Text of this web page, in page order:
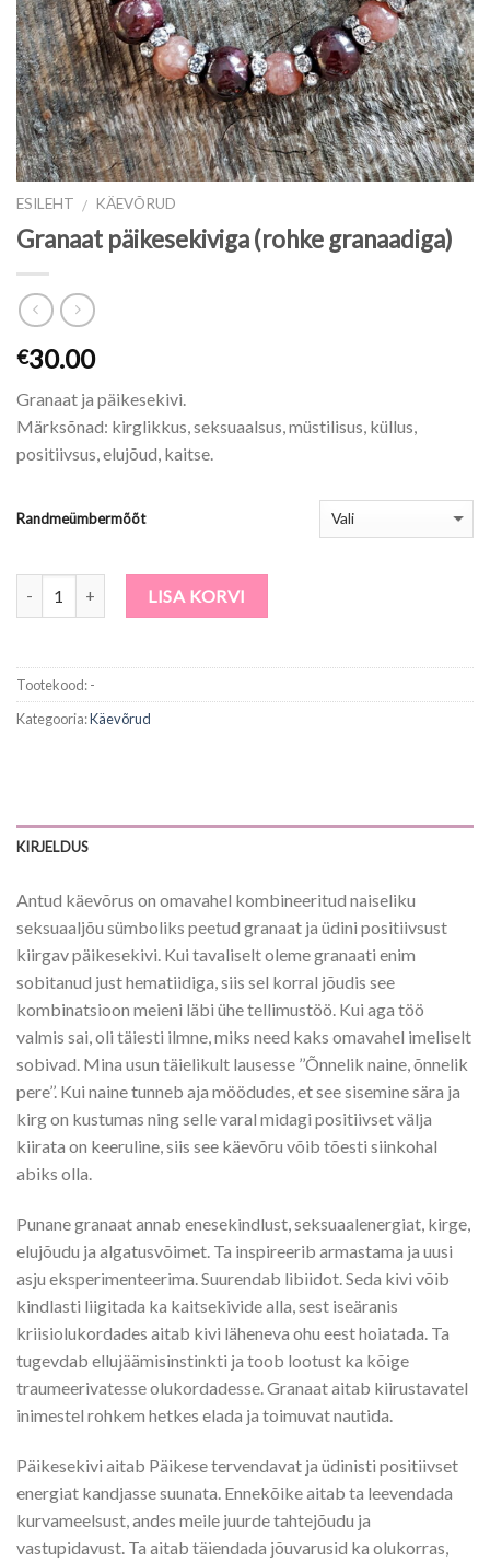
ESILEHT / KÄEVÕRUD
Granaat päikesekiviga (rohke granaadiga)
€30.00
Granaat ja päikesekivi.
Märksõnad: kirglikkus, seksuaalsus, müstilisus, küllus,
positiivsus, elujõud, kaitse.
Randmeümbermõõt
LISA KORVI
Tootekood:-
Kategooria:Käevõrud
KIRJELDUS
Antud käevõrus on omavahel kombineeritud naiseliku
seksuaaljõu sümboliks peetud granaat ja üdini positiivsust
kiirgav päikesekivi. Kui tavaliselt oleme granaati enim
sobitanud just hematiidiga, siis sel korral jõudis see
kombinatsioon meieni läbi ühe tellimustöö. Kui aga töö
valmis sai, oli täiesti ilmne, miks need kaks omavahel imeliselt
sobivad. Mina usun täielikult lausesse ’’Õnnelik naine, õnnelik
pere’’. Kui naine tunneb aja möödudes, et see sisemine sära ja
kirg on kustumas ning selle varal midagi positiivset välja
kiirata on keeruline, siis see käevõru võib tõesti siinkohal
abiks olla.
Punane granaat annab enesekindlust, seksuaalenergiat, kirge,
elujõudu ja algatusvõimet. Ta inspireerib armastama ja uusi
asju eksperimenteerima. Suurendab libiidot. Seda kivi võib
kindlasti liigitada ka kaitsekivide alla, sest iseäranis
kriisiolukordades aitab kivi läheneva ohu eest hoiatada. Ta
tugevdab ellujäämisinstinkti ja toob lootust ka kõige
traumeerivatesse olukordadesse. Granaat aitab kiirustavatel
inimestel rohkem hetkes elada ja toimuvat nautida.
Päikesekivi aitab Päikese tervendavat ja üdinisti positiivset
energiat kandjasse suunata. Ennekõike aitab ta leevendada
kurvameelsust, andes meile juurde tahtejõudu ja
vastupidavust. Ta aitab täiendada jõuvarusid ka olukorras,